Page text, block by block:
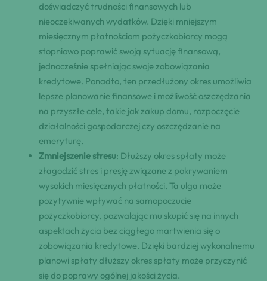
doświadczyć trudności finansowych lub
nieoczekiwanych wydatków. Dzięki mniejszym
miesięcznym płatnościom pożyczkobiorcy mogą
stopniowo poprawić swoją sytuację finansową,
jednocześnie spełniając swoje zobowiązania
kredytowe. Ponadto, ten przedłużony okres umożliwia
lepsze planowanie finansowe i możliwość oszczędzania
na przyszłe cele, takie jak zakup domu, rozpoczęcie
działalności gospodarczej czy oszczędzanie na
emeryturę.
Zmniejszenie stresu: Dłuższy okres spłaty może
złagodzić stres i presję związane z pokrywaniem
wysokich miesięcznych płatności. Ta ulga może
pozytywnie wpływać na samopoczucie
pożyczkobiorcy, pozwalając mu skupić się na innych
aspektach życia bez ciągłego martwienia się o
zobowiązania kredytowe. Dzięki bardziej wykonalnemu
planowi spłaty dłuższy okres spłaty może przyczynić
się do poprawy ogólnej jakości życia.